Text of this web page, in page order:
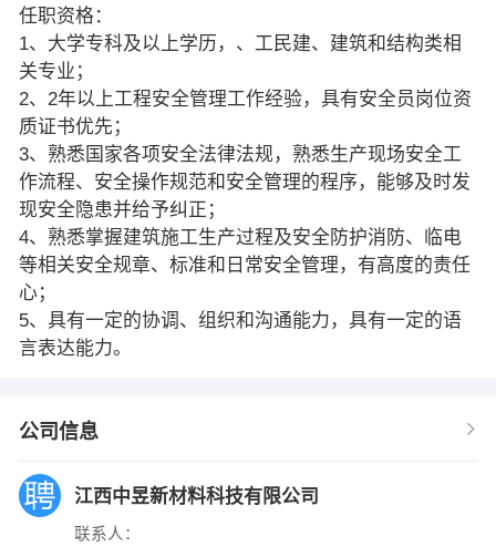
任职资格：
1、大学专科及以上学历，、工民建、建筑和结构类相
关专业；
2、2年以上工程安全管理工作经验，具有安全员岗位资
质证书优先；
3、熟悉国家各项安全法律法规，熟悉生产现场安全工
作流程、安全操作规范和安全管理的程序，能够及时发
现安全隐患并给予纠正；
4、熟悉掌握建筑施工生产过程及安全防护消防、临电
等相关安全规章、标准和日常安全管理，有高度的责任
心；
5、具有一定的协调、组织和沟通能力，具有一定的语
言表达能力。
公司信息
江西中昱新材料科技有限公司
联系人：